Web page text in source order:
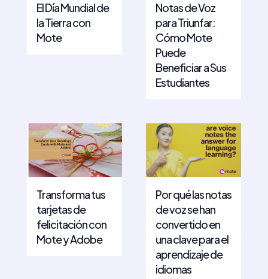
El Día Mundial de
la Tierra con
Mote
Notas de Voz
para Triunfar:
Cómo Mote
Puede
Beneficiar a Sus
Estudiantes
Transforma tus
tarjetas de
felicitación con
Mote y Adobe
Por qué las notas
de voz se han
convertido en
una clave para el
aprendizaje de
idiomas